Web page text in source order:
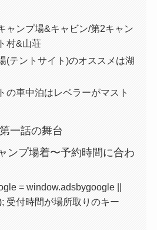
ャンプ場&キャビン/第2キャン
村&山荘
(テントサイト)のオススメは湖
の車中泊はレベラーがマスト
一話の舞台
ンプ場着〜予約時間に合わ
= window.adsbygoogle ||
受付時間が場所取りのキー